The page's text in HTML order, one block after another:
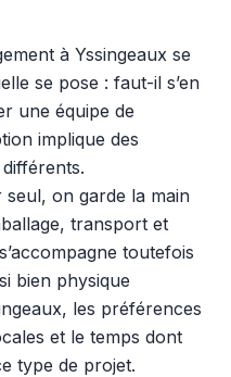
à Yssingeaux se
se pose : faut-il s’en
une équipe de
implique des
seul, on garde la main
transport et
toutefois
bien physique
les préférences
et le temps dont
type de projet.